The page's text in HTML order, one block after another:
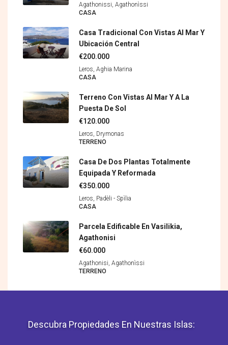
Agathonissi, Agathonìssi
CASA
Casa Tradicional Con Vistas Al Mar Y
Ubicación Central
€200.000
Leros, Aghia Marina
CASA
Terreno Con Vistas Al Mar Y A La
Puesta De Sol
€120.000
Leros, Drymonas
TERRENO
Casa De Dos Plantas Totalmente
Equipada Y Reformada
€350.000
Leros, Padèli - Spìlia
CASA
Parcela Edificable En Vasilikia,
Agathonisi
€60.000
Agathonisi, Agathonìssi
TERRENO
Descubra Propiedades En Nuestras Islas: